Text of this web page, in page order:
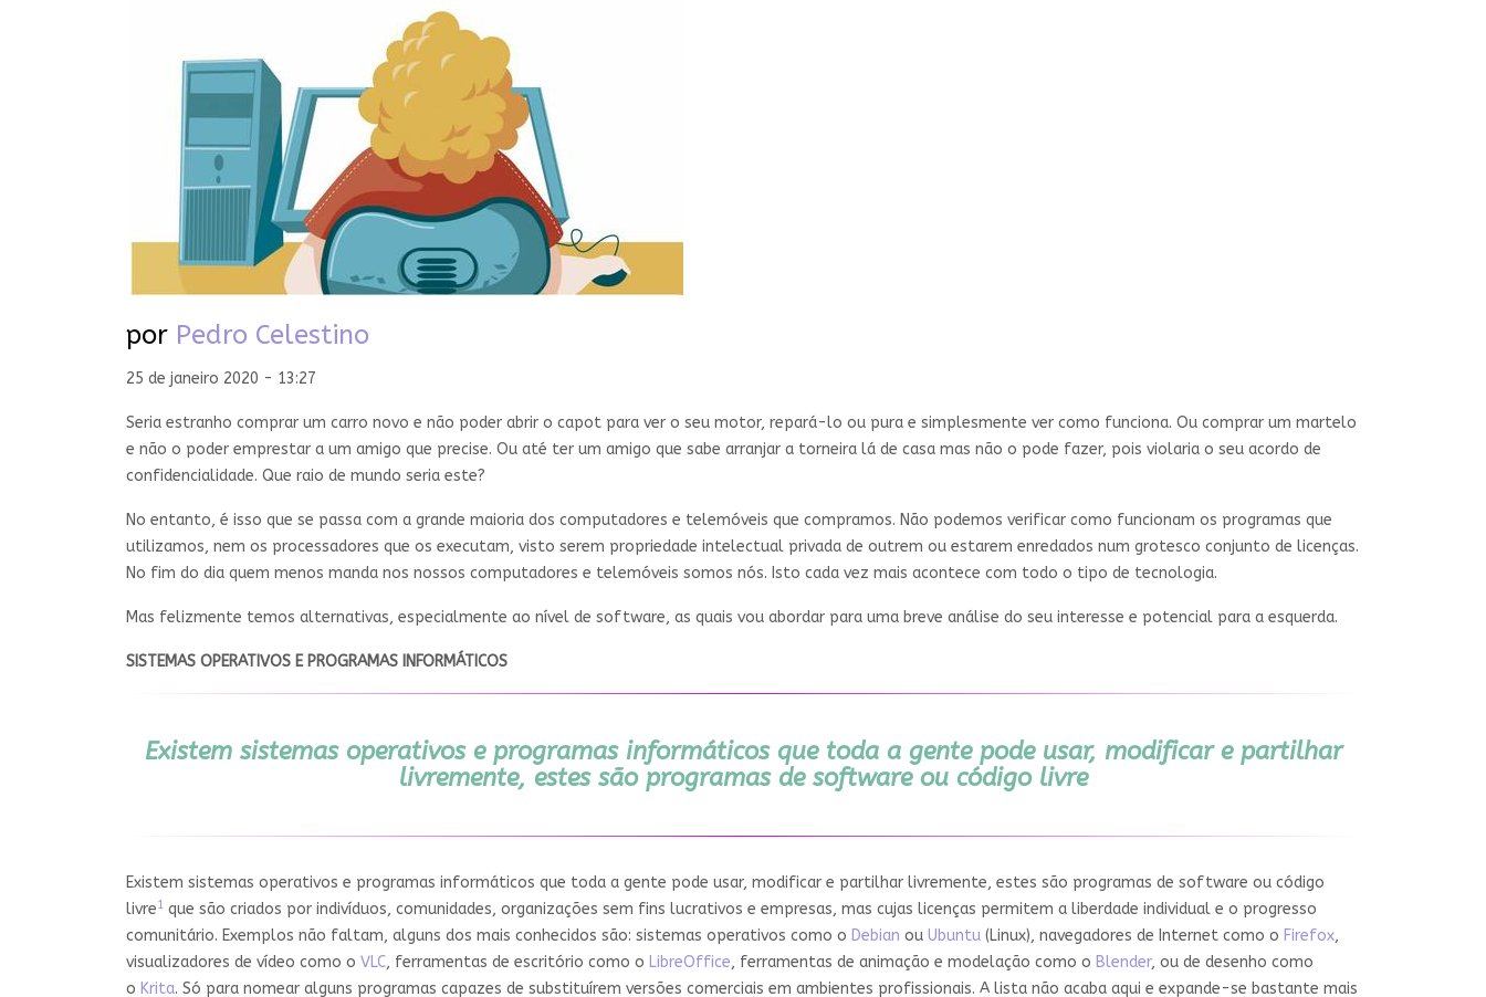
por Pedro Celestino
25 de janeiro 2020 - 13:27
Seria estranho comprar um carro novo e não poder abrir o capot para ver o seu motor, repará-lo ou pura e simplesmente ver como funciona. Ou comprar um martelo
e não o poder emprestar a um amigo que precise. Ou até ter um amigo que sabe arranjar a torneira lá de casa mas não o pode fazer, pois violaria o seu acordo de
confidencialidade. Que raio de mundo seria este?
No entanto, é isso que se passa com a grande maioria dos computadores e telemóveis que compramos. Não podemos verificar como funcionam os programas que
utilizamos, nem os processadores que os executam, visto serem propriedade intelectual privada de outrem ou estarem enredados num grotesco conjunto de licenças.
No fim do dia quem menos manda nos nossos computadores e telemóveis somos nós. Isto cada vez mais acontece com todo o tipo de tecnologia.
Mas felizmente temos alternativas, especialmente ao nível de software, as quais vou abordar para uma breve análise do seu interesse e potencial para a esquerda.
SISTEMAS OPERATIVOS E PROGRAMAS INFORMÁTICOS
Existem sistemas operativos e programas informáticos que toda a gente pode usar, modificar e partilhar
livremente, estes são programas de software ou código livre
Existem sistemas operativos e programas informáticos que toda a gente pode usar, modificar e partilhar livremente, estes são programas de software ou código
livre1 que são criados por indivíduos, comunidades, organizações sem fins lucrativos e empresas, mas cujas licenças permitem a liberdade individual e o progresso
comunitário. Exemplos não faltam, alguns dos mais conhecidos são: sistemas operativos como o Debian ou Ubuntu (Linux), navegadores de Internet como o Firefox,
visualizadores de vídeo como o VLC, ferramentas de escritório como o LibreOffice, ferramentas de animação e modelação como o Blender, ou de desenho como
o Krita. Só para nomear alguns programas capazes de substituírem versões comerciais em ambientes profissionais. A lista não acaba aqui e expande-se bastante mais